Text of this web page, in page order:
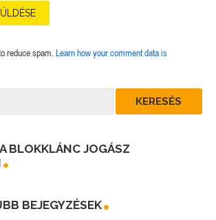
reduce spam. Learn how your comment data is
BLOKKLÁNC JOGÁSZ
BEJEGYZÉSEK